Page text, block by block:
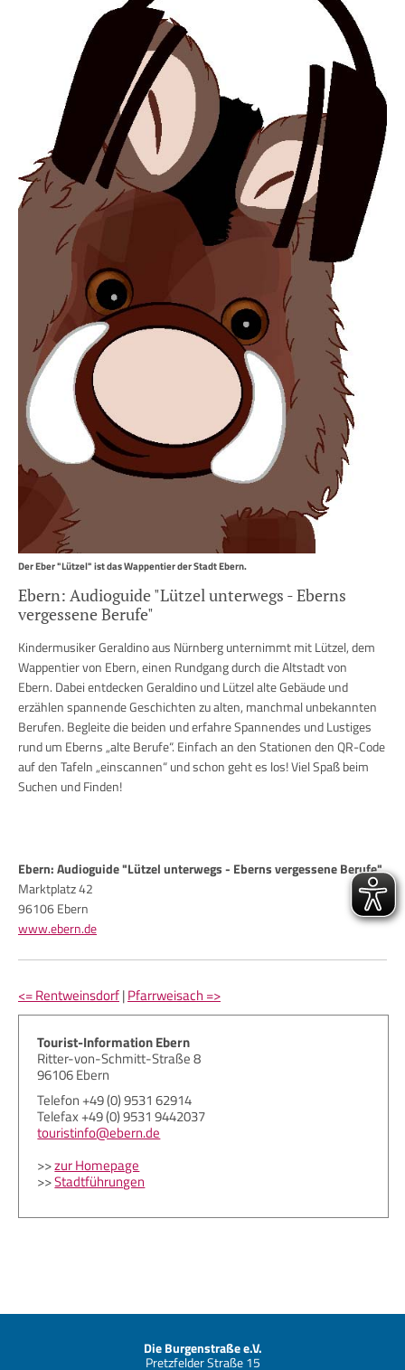
Der Eber "Lützel" ist das Wappentier der Stadt Ebern.
Ebern: Audioguide "Lützel unterwegs - Eberns
vergessene Berufe"
Kindermusiker Geraldino aus Nürnberg unternimmt mit Lützel, dem
Wappentier von Ebern, einen Rundgang durch die Altstadt von
Ebern. Dabei entdecken Geraldino und Lützel alte Gebäude und
erzählen spannende Geschichten zu alten, manchmal unbekannten
Berufen. Begleite die beiden und erfahre Spannendes und Lustiges
rund um Eberns „alte Berufe“. Einfach an den Stationen den QR-Code
auf den Tafeln „einscannen“ und schon geht es los! Viel Spaß beim
Suchen und Finden!
Ebern: Audioguide "Lützel unterwegs - Eberns vergessene Berufe"
Marktplatz 42
96106 Ebern
www.ebern.de
<= Rentweinsdorf|Pfarrweisach =>
Tourist-Information Ebern
Ritter-von-Schmitt-Straße 8
96106 Ebern
Telefon +49 (0) 9531 62914
Telefax +49 (0) 9531 9442037
touristinfo@ebern.de
>>zur Homepage
>>Stadtführungen
Die Burgenstraße e.V.
Pretzfelder Straße 15